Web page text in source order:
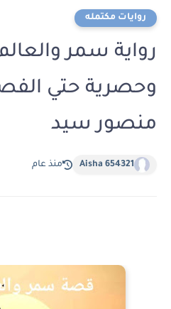
روايات مكتمله
رواية سمر
وحصرية حتي
منصور سيد
Aisha 654321 منذ عام